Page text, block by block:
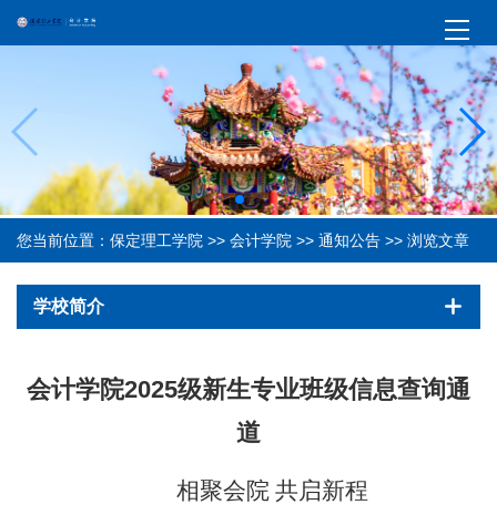
您当前位置： 保定理工学院 >> 会计学院 >> 通知公告 >> 浏览文章
学校简介
会计学院2025级新生专业班级信息查询通
道
相聚会院 共启新程